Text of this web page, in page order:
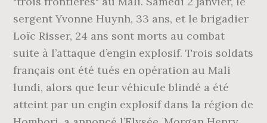
sergent Yvonne Huynh, 33 ans, et le brigadier
Loïc Risser, 24 ans sont morts au combat
suite à l’attaque d’engin explosif. Trois soldats
français ont été tués en opération au Mali
lundi, alors que leur véhicule blindé a été
atteint par un engin explosif dans la région de